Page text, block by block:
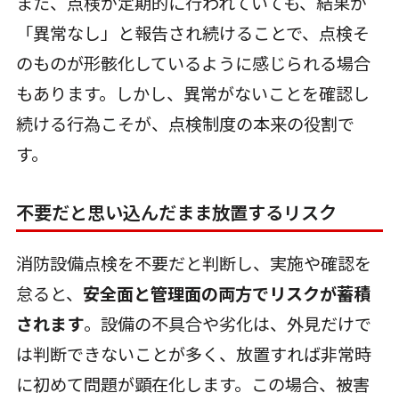
「異常なし」と報告され続けることで、点検そ
のものが形骸化しているように感じられる場合
もあります。しかし、異常がないことを確認し
続ける行為こそが、点検制度の本来の役割で
す。
不要だと思い込んだまま放置するリスク
消防設備点検を不要だと判断し、実施や確認を
怠ると、 安全面と管理面の両方でリスクが蓄積
されます。設備の不具合や劣化は、外見だけで
は判断できないことが多く、放置すれば非常時
に初めて問題が顕在化します。この場合、被害